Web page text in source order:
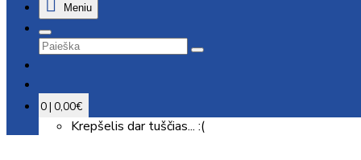
Meniu
0 | 0,00€
Krepšelis dar tuščias... :(